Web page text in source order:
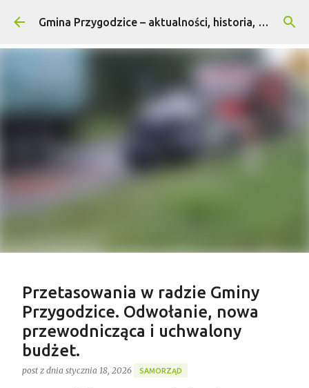
Przejdź do głównej zawartości Gmina Przygodzice – aktualności, historia, turystyka
Gospodarstwo Rybackie Przygodzice
Przetasowania w radzie Gminy
Przygodzice. Odwołanie, nowa
przewodnicząca i uchwalony
budżet.
post z dnia stycznia 18, 2026 SAMORZĄD